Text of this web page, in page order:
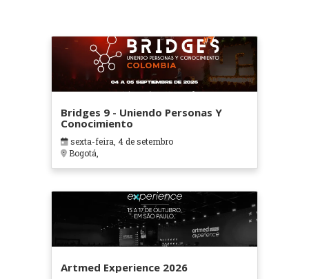
Bridges 9 - Uniendo Personas Y
Conocimiento
sexta-feira, 4 de setembro
Bogotá,
Artmed Experience 2026